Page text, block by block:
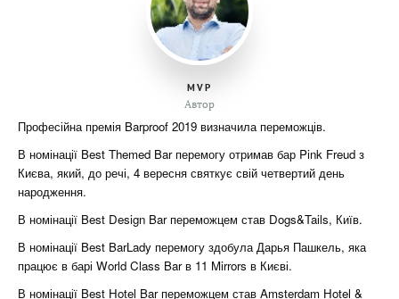
MVP
Автор
Професійна премія Barproof 2019 визначила переможців.
В номінації Best Themed Bar перемогу отримав бар Pink Freud з
Києва, який, до речі, 4 вересня святкує свій четвертий день
народження.
В номінації Best Design Bar переможцем став Dogs&Tails, Київ.
В номінації Best BarLady перемогу здобула Дарья Пашкель, яка
працює в барі World Class Bar в 11 Mirrors в Києві.
В номінації Best Hotel Bar переможцем став Amsterdam Hotel &